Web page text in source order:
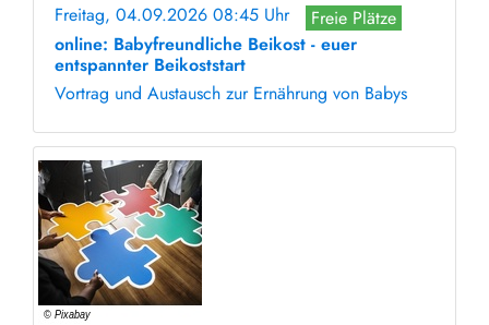
Freitag, 04.09.2026 08:45 Uhr
Freie Plätze
online: Babyfreundliche Beikost - euer
entspannter Beikoststart
Vortrag und Austausch zur Ernährung von Babys